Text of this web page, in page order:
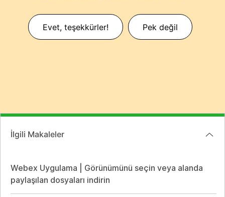
Evet, teşekkürler! Pek değil
İlgili Makaleler
Webex Uygulama | Görünümünü seçin veya alanda
paylaşılan dosyaları indirin